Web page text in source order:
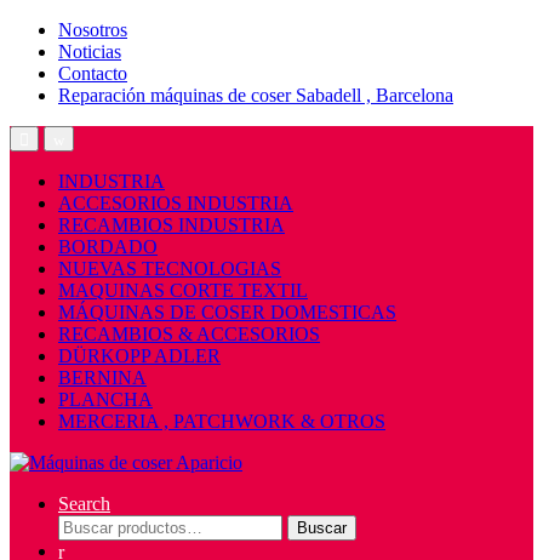
Nosotros
Noticias
Contacto
Reparación máquinas de coser Sabadell , Barcelona
INDUSTRIA
ACCESORIOS INDUSTRIA
RECAMBIOS INDUSTRIA
BORDADO
NUEVAS TECNOLOGIAS
MAQUINAS CORTE TEXTIL
MÁQUINAS DE COSER DOMESTICAS
RECAMBIOS & ACCESORIOS
DÜRKOPP ADLER
BERNINA
PLANCHA
MERCERIA , PATCHWORK & OTROS
Search
Buscar
por:
Buscar